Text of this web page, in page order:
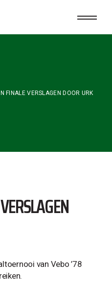
FINALE VERSLAGEN DOOR URK
van Vebo ’78